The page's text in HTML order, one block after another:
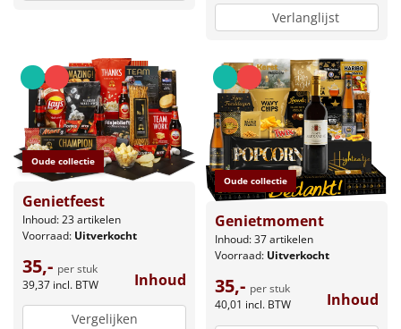
Verlanglijst
Oude collectie
Genietfeest
Inhoud: 23 artikelen
Voorraad: Uitverkocht
35,- per stuk
39,37 incl. BTW Inhoud
Vergelijken
Oude collectie
Genietmoment
Inhoud: 37 artikelen
Voorraad: Uitverkocht
35,- per stuk
40,01 incl. BTW Inhoud